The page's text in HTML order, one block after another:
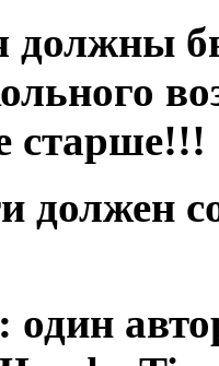
должны
старше!!!
должен